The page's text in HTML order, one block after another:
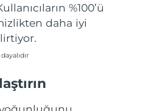
%100’ü
daha iyi
Tahmini teslim tarihi8/8/26
Tahmini teslim tarihi